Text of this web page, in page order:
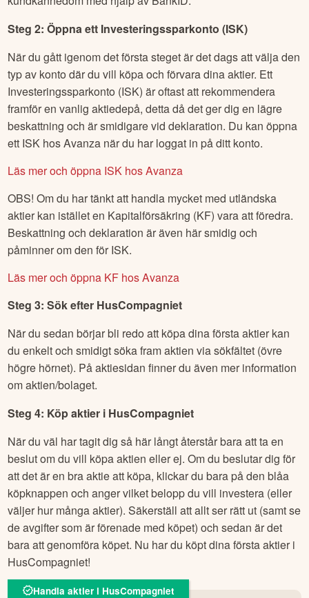
Steg 2: Öppna ett Investeringssparkonto (ISK)
När du gått igenom det första steget är det dags att välja den
typ av konto där du vill köpa och förvara dina aktier. Ett
Investeringssparkonto (ISK) är oftast att rekommendera
framför en vanlig aktiedepå, detta då det ger dig en lägre
beskattning och är smidigare vid deklaration. Du kan öppna
ett ISK hos Avanza när du har loggat in på ditt konto.
Läs mer och öppna ISK hos Avanza
OBS! Om du har tänkt att handla mycket med utländska
aktier kan istället en Kapitalförsäkring (KF) vara att föredra.
Beskattning och deklaration är även här smidig och
påminner om den för ISK.
Läs mer och öppna KF hos Avanza
Steg 3: Sök efter HusCompagniet
När du sedan börjar bli redo att köpa dina första aktier kan
du enkelt och smidigt söka fram aktien via sökfältet (övre
högre hörnet). På aktiesidan finner du även mer information
om aktien/bolaget.
Steg 4: Köp aktier i HusCompagniet
När du väl har tagit dig så här långt återstår bara att ta en
beslut om du vill köpa aktien eller ej. Om du beslutar dig för
att det är en bra aktie att köpa, klickar du bara på den blåa
köpknappen och anger vilket belopp du vill investera (eller
väljer hur många aktier). Säkerställ att allt ser rätt ut (samt se
de avgifter som är förenade med köpet) och sedan är det
bara att genomföra köpet. Nu har du köpt dina första aktier i
HusCompagniet!
Handla aktier i HusCompagniet